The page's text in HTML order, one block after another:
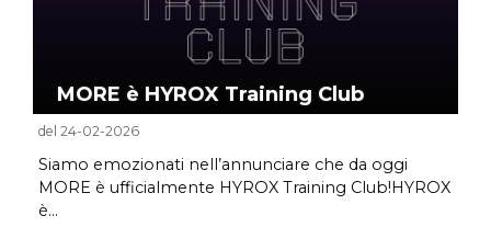
MORE è HYROX Training Club
del 24-02-2026
Siamo emozionati nell’annunciare che da oggi
MORE è ufficialmente HYROX Training Club!HYROX
è...